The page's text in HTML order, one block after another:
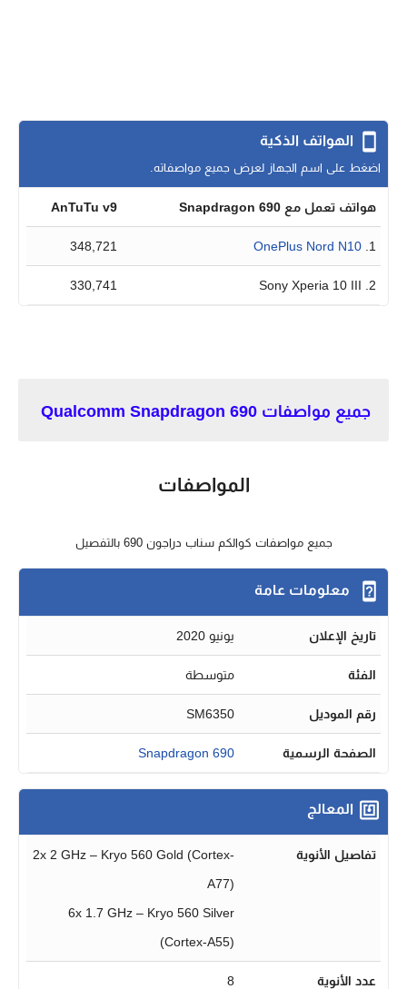
الهواتف الذكية
اضغط على اسم الجهاز لعرض جميع مواصفاته.
هواتف تعمل مع Snapdragon 690 AnTuTu v9
1.
OnePlus Nord N10
348,721
2. Sony Xperia 10 III
330,741
جميع مواصفات Qualcomm Snapdragon 690
المواصفات
جميع مواصفات كوالكم سناب دراجون 690 بالتفصيل
معلومات عامة
تاريخ الإعلان يونيو 2020
الفئة متوسطة
رقم الموديل SM6350
الصفحة الرسمية Snapdragon 690
المعالج
تفاصيل الأنوية
2x 2 GHz – Kryo 560 Gold (Cortex-
A77)
6x 1.7 GHz – Kryo 560 Silver
(Cortex-A55)
عدد الأنوية 8